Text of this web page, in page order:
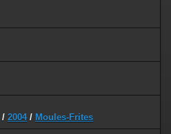
/ 2004/ Moules-Frites